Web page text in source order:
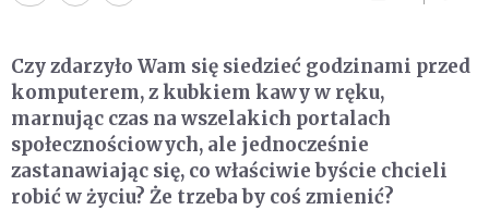
Czy zdarzyło Wam się siedzieć godzinami przed
komputerem, z kubkiem kawy w ręku,
marnując czas na wszelakich portalach
społecznościowych, ale jednocześnie
zastanawiając się, co właściwie byście chcieli
robić w życiu? Że trzeba by coś zmienić?